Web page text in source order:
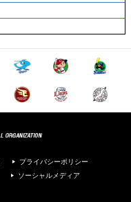
プライバシーポリシー
ソーシャルメディア